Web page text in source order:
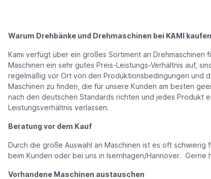
Warum Drehbänke und Drehmaschinen bei KAMI
Kami verfügt über ein großes Sortiment an
Maschinen ein sehr gutes Preis-Leistungs-Verhältnis auf,
regelmäßig vor Ort von den Produktionsbedingungen und
Maschinen zu finden, die für unsere Kunden am besten
nach den deutschen Standards richten und jedes Produkt
Leistungsverhältnis verlassen.
Beratung vor dem Kauf
Durch die große Auswahl an Maschinen ist es oft
beim Kunden oder bei uns in Isernhagen/Hannover. Gerne
Vorhandene Maschinen austauschen